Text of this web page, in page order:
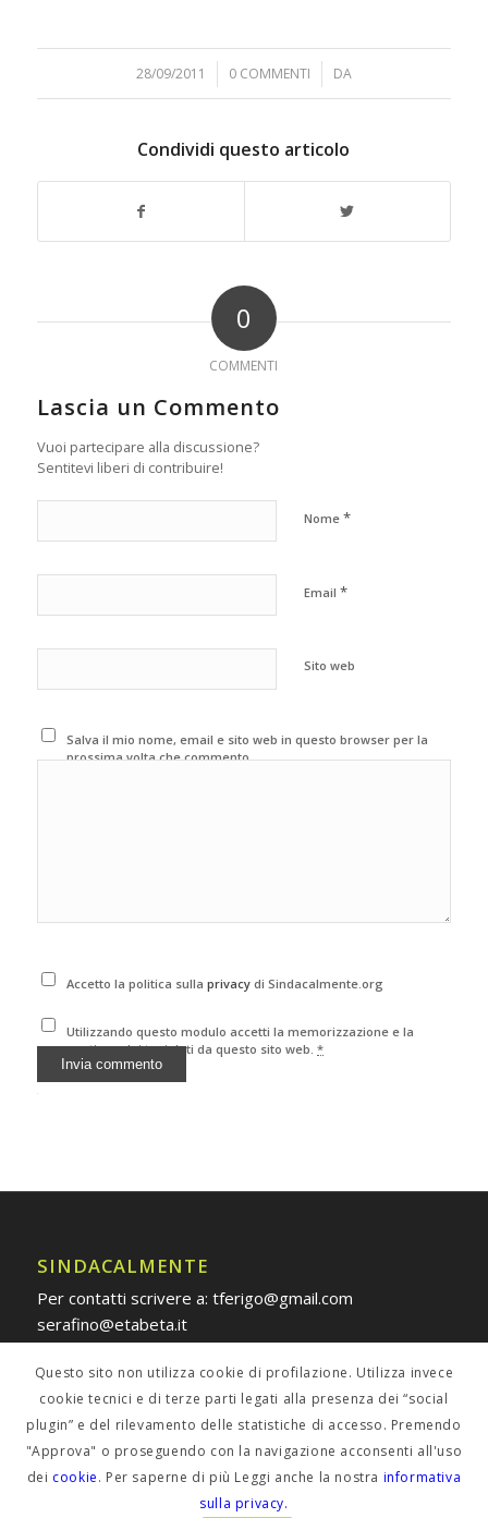
28/09/2011
/ 0 COMMENTI
/ DA
Condividi questo articolo
0
COMMENTI
Lascia un Commento
Vuoi partecipare alla discussione?
Sentitevi liberi di contribuire!
Nome *
Email *
Sito web
Salva il mio nome, email e sito web in questo browser per la
prossima volta che commento.
Accetto la politica sullaprivacydi Sindacalmente.org
Utilizzando questo modulo accetti la memorizzazione e la
gestione dei tuoi dati da questo sito web.*
SINDACALMENTE
Per contatti scrivere a: tferigo@gmail.com
serafino@etabeta.it
POLICY PRIVACY
Informativa estesa
Questo sito non utilizza cookie di profilazione. Utilizza invece
cookie tecnici e di terze parti legati alla presenza dei “social
plugin” e del rilevamento delle statistiche di accesso. Premendo
"Approva" o proseguendo con la navigazione acconsenti all'uso
dei cookie. Per saperne di più Leggi anche la nostra informativa
sulla privacy.